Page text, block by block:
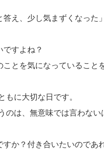
答え、少し気まずくなっ
ですよね？
とを気になっていること
もに大切な日です。
のは、無意味では言わない
か？付き合いたいのであ